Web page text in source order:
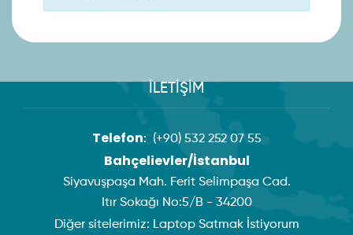
İLETİŞİM
Telefon: (+90) 532 252 07 55
Bahçelievler/İstanbul
Siyavuşpaşa Mah. Ferit Selimpaşa Cad.
Itır Sokağı No:5/B - 34200
Diğer sitelerimiz: Laptop Satmak İstiyorum